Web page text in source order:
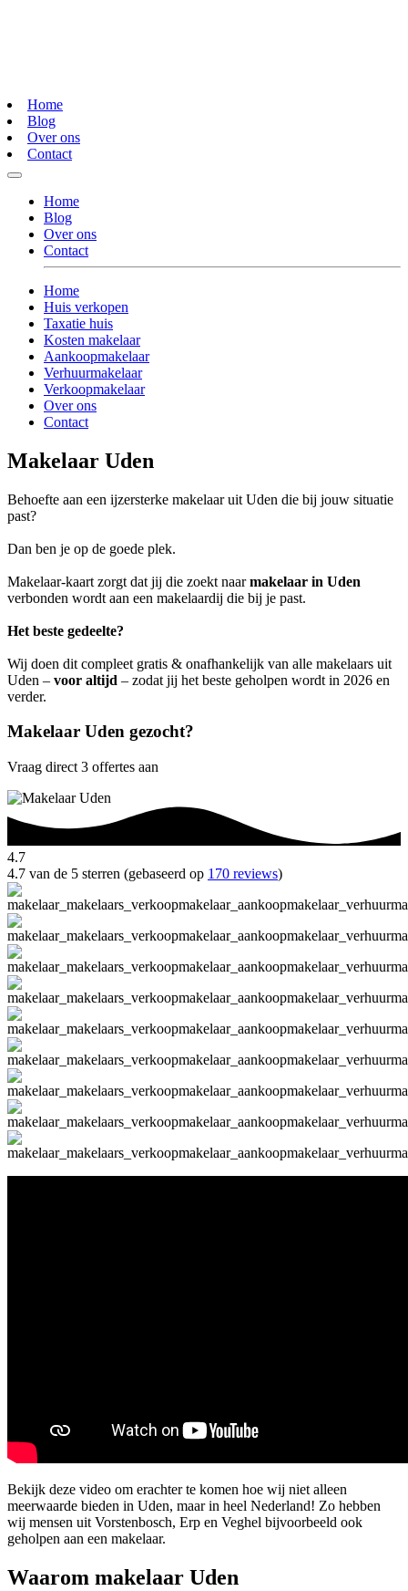
Home
Blog
Over ons
Contact
Home
Blog
Over ons
Contact
Home
Huis verkopen
Taxatie huis
Kosten makelaar
Aankoopmakelaar
Verhuurmakelaar
Verkoopmakelaar
Over ons
Contact
Makelaar Uden
Behoefte aan een ijzersterke makelaar uit Uden die bij jouw situatie
past?
Dan ben je op de goede plek.
Makelaar-kaart zorgt dat jij die zoekt naarmakelaar in Uden
verbonden wordt aan een makelaardij die bij je past.
Het beste gedeelte?
Wij doen dit compleet gratis & onafhankelijk van alle makelaars uit
Uden – voor altijd – zodat jij het beste geholpen wordt in 2026 en
verder.
Makelaar Uden gezocht?
Vraag direct 3 offertes aan
4.7
4.7 van de 5 sterren (gebaseerd op 170 reviews)
Bekijk deze video om erachter te komen hoe wij niet alleen
meerwaarde bieden in Uden, maar in heel Nederland! Zo hebben
wij mensen uit Vorstenbosch, Erp en Veghel bijvoorbeeld ook
geholpen aan een makelaar.
Waarom makelaar Uden